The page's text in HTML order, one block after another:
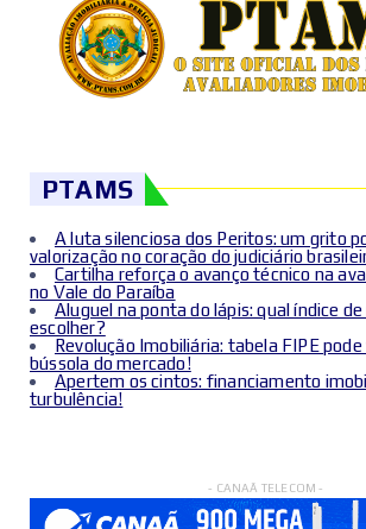
PTAMS
A luta silenciosa dos Peritos: um grito
valorização no coração do judiciário
Cartilha reforça o avanço técnico na
no Vale do Paraíba
Aluguel na ponta do lápis: qual índice
escolher?
Revolução Imobiliária: tabela FIPE
bússola do mercado!
Apertem os cintos: financiamento
turbulência!
- CANAÃ TELECOM -